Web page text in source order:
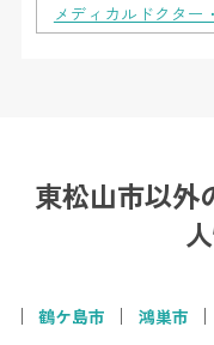
メディカルドクター
東松山市以外
鶴ケ島市 鴻巣市